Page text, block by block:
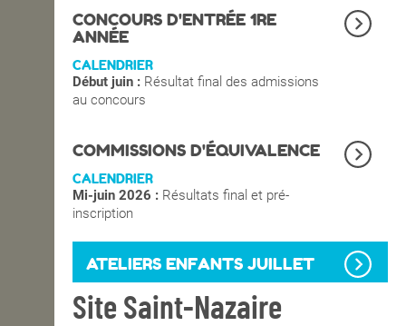
INTERNATIONAL
COURS PUBLICS
OPEN SCHOOL
CONTACTS
CONCOURS D'ENTRÉE 1RE
ANNÉE
CALENDRIER
Début juin : Résultat final des admissions
au concours
COMMISSIONS D'ÉQUIVALENCE
CALENDRIER
Mi-juin 2026 : Résultats final et pré-
inscription
ATELIERS ENFANTS JUILLET
Site Saint-Nazaire